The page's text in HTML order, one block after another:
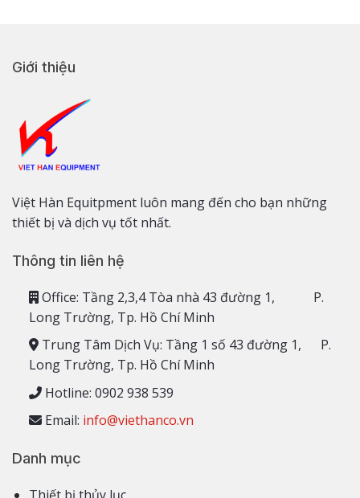
Giới thiệu
Việt Hàn Equitpment luôn mang đến cho bạn những
thiết bị và dịch vụ tốt nhất.
Thông tin liên hệ
Office: Tầng 2,3,4 Tòa nhà 43 đường 1, P.
Long Trường, Tp. Hồ Chí Minh
Trung Tâm Dịch Vụ: Tầng 1 số 43 đường 1, P.
Long Trường, Tp. Hồ Chí Minh
Hotline: 0902 938 539
Email: info@viethanco.vn
Danh mục